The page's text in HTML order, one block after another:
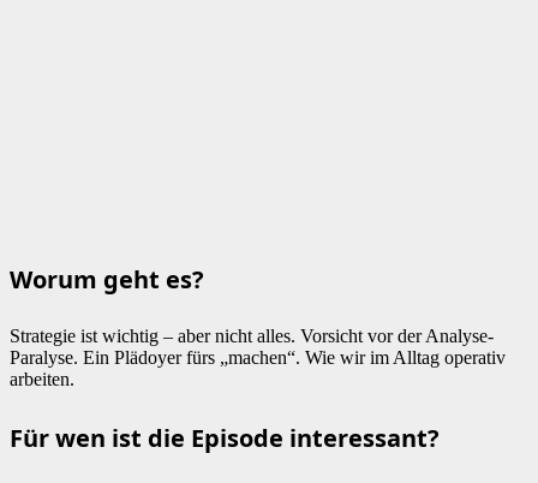
Worum geht es?
Strategie ist wichtig – aber nicht alles. Vorsicht vor der Analyse-
Paralyse. Ein Plädoyer fürs „machen“. Wie wir im Alltag operativ
arbeiten.
Für wen ist die Episode interessant?